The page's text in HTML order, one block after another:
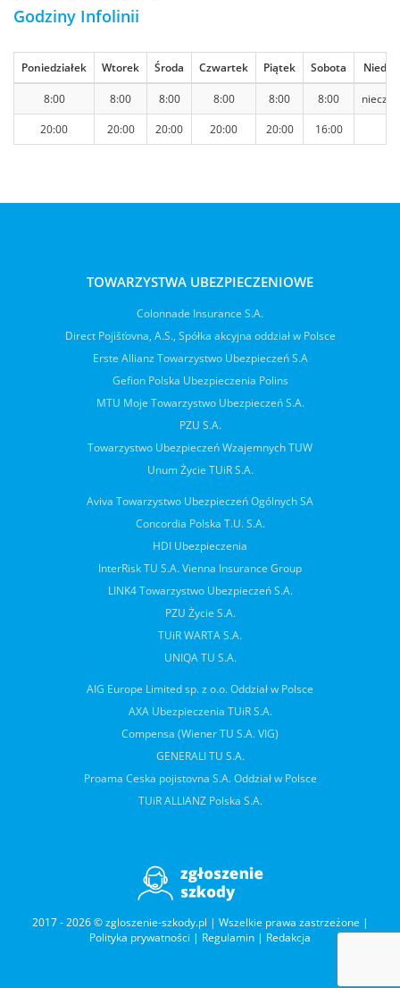
Godziny Infolinii
Poniedziałek Wtorek Środa Czwartek Piątek Sobota
8:00 8:00 8:00 8:00 8:00 8:00
20:00
20:00 20:00 20:00 20:00 16:00
TOWARZYSTWA UBEZPIECZENIOWE
Colonnade Insurance S.A.
Direct Pojišťovna, A.S., Spółka akcyjna oddział w Polsce
Erste Allianz Towarzystwo Ubezpieczeń S.A
Gefion Polska Ubezpieczenia Polins
MTU Moje Towarzystwo Ubezpieczeń S.A.
PZU S.A.
Towarzystwo Ubezpieczeń Wzajemnych TUW
Unum Życie TUiR S.A.
Aviva Towarzystwo Ubezpieczeń Ogólnych SA
Concordia Polska T.U. S.A.
HDI Ubezpieczenia
InterRisk TU S.A. Vienna Insurance Group
LINK4 Towarzystwo Ubezpieczeń S.A.
PZU Życie S.A.
TUiR WARTA S.A.
UNIQA TU S.A.
AIG Europe Limited sp. z o.o. Oddział w Polsce
AXA Ubezpieczenia TUiR S.A.
Compensa (Wiener TU S.A. VIG)
GENERALI TU S.A.
Proama Ceska pojistovna S.A. Oddział w Polsce
TUiR ALLIANZ Polska S.A.
2017 - 2026 © zgloszenie-szkody.pl | Wszelkie prawa zastrzeżone |
Polityka prywatności | Regulamin | Redakcja